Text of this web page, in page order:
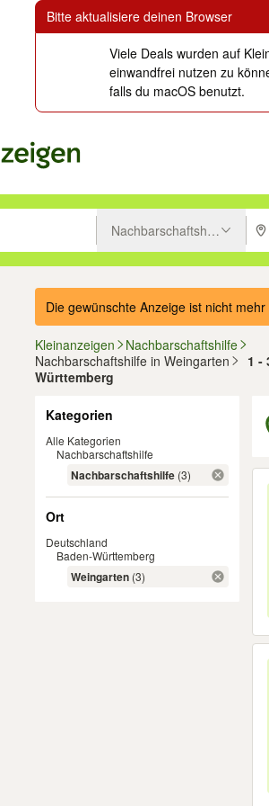
Bitte aktualisiere deinen Browser
Viele Deals wurden auf
einwandfrei nutzen zu
falls du macOS benutzt.
drücken um zu suchen, oder
Nachbarschaftshilfe
Die gewünschte Anzeige ist nicht
Kleinanzeigen
Nachbarschaftshilfe
Nachbarschaftshilfe in Weingarten
1 -
Württemberg
Kategorien
Alle Kategorien
Nachbarschaftshilfe
Nachbarschaftshilfe (3)
Ort
Deutschland
Baden-Württemberg
Weingarten (3)